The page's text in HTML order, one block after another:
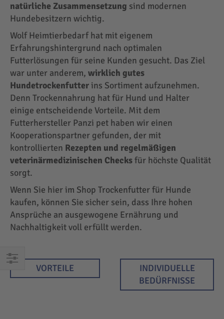
EINKAUFEN
natürliche Zusammensetzung sind modernen
Hundebesitzern wichtig.
Wolf Heimtierbedarf hat mit eigenem
Erfahrungshintergrund nach optimalen
Futterlösungen für seine Kunden gesucht. Das Ziel
war unter anderem, wirklich gutes
Hundetrockenfutter ins Sortiment aufzunehmen.
Denn Trockennahrung hat für Hund und Halter
einige entscheidende Vorteile. Mit dem
Futterhersteller Panzi pet haben wir einen
Kooperationspartner gefunden, der mit
kontrollierten Rezepten und regelmäßigen
veterinärmedizinischen Checksfür höchste Qualität
sorgt.
Wenn Sie hier im Shop Trockenfutter für Hunde
kaufen, können Sie sicher sein, dass Ihre hohen
Ansprüche an ausgewogene Ernährung und
Nachhaltigkeit voll erfüllt werden.
VORTEILE
INDIVIDUELLE
BEDÜRFNISSE